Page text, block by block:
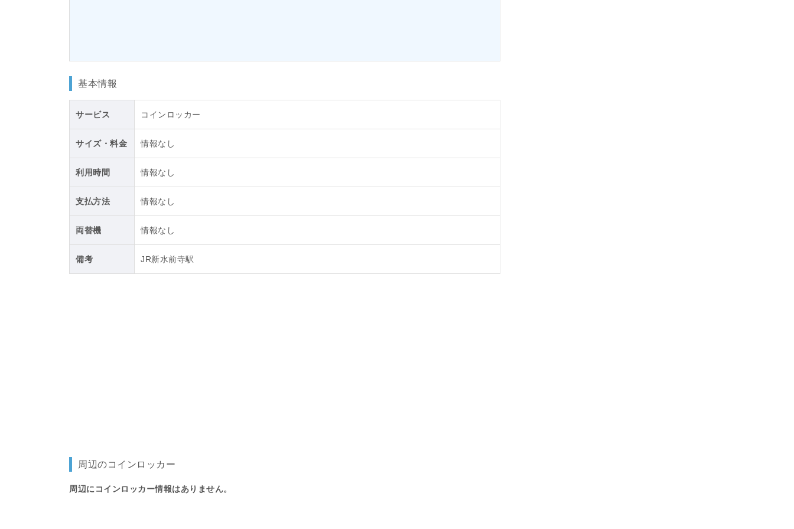
基本情報
サービス コインロッカー
サイズ・料金 情報なし
利用時間 情報なし
支払方法 情報なし
両替機 情報なし
備考 JR新水前寺駅
周辺のコインロッカー
周辺にコインロッカー情報はありません。